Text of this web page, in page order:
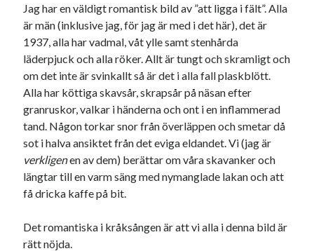
Jag har en väldigt romantisk bild av ”att ligga i fält”. Alla
är män (inklusive jag, för jag är med i det här), det är
1937, alla har vadmal, våt ylle samt stenhårda
läderpjuck och alla röker. Allt är tungt och skramligt och
om det inte är svinkallt så är det i alla fall plaskblött.
Alla har köttiga skavsår, skrapsår på näsan efter
granruskor, valkar i händerna och ont i en inflammerad
tand. Någon torkar snor från överläppen och smetar då
sot i halva ansiktet från det eviga eldandet. Vi (jag är
verkligenen av dem) berättar om våra skavanker och
längtar till en varm säng med nymanglade lakan och att
få dricka kaffe på bit.
Det romantiska i kråksången är att vi alla i denna bild är
rätt nöjda.